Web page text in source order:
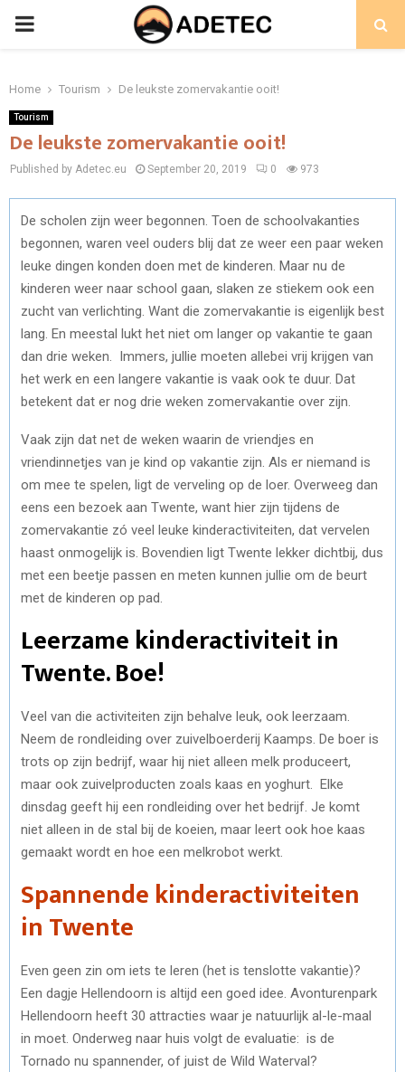
PRIMARY
Home Tourism De leukste zomervakantie ooit!
Tourism
De leukste zomervakantie ooit!
Published by Adetec.eu September 20, 2019 0 973
De scholen zijn weer begonnen. Toen de schoolvakanties
begonnen, waren veel ouders blij dat ze weer een paar weken
leuke dingen konden doen met de kinderen. Maar nu de
kinderen weer naar school gaan, slaken ze stiekem ook een
zucht van verlichting. Want die zomervakantie is eigenlijk best
lang. En meestal lukt het niet om langer op vakantie te gaan
dan drie weken. Immers, jullie moeten allebei vrij krijgen van
het werk en een langere vakantie is vaak ook te duur. Dat
betekent dat er nog drie weken zomervakantie over zijn.
Vaak zijn dat net de weken waarin de vriendjes en
vriendinnetjes van je kind op vakantie zijn. Als er niemand is
om mee te spelen, ligt de verveling op de loer. Overweeg dan
eens een bezoek aan Twente, want hier zijn tijdens de
zomervakantie zó veel leuke kinderactiviteiten, dat vervelen
haast onmogelijk is. Bovendien ligt Twente lekker dichtbij, dus
met een beetje passen en meten kunnen jullie om de beurt
met de kinderen op pad.
Leerzame kinderactiviteit in
Twente. Boe!
Veel van die activiteiten zijn behalve leuk, ook leerzaam.
Neem de rondleiding over zuivelboerderij Kaamps. De boer is
trots op zijn bedrijf, waar hij niet alleen melk produceert,
maar ook zuivelproducten zoals kaas en yoghurt. Elke
dinsdag geeft hij een rondleiding over het bedrijf. Je komt
niet alleen in de stal bij de koeien, maar leert ook hoe kaas
gemaakt wordt en hoe een melkrobot werkt.
Spannende kinderactiviteiten
in Twente
Even geen zin om iets te leren (het is tenslotte vakantie)?
Een dagje Hellendoorn is altijd een goed idee. Avonturenpark
Hellendoorn heeft 30 attracties waar je natuurlijk al-le-maal
in moet. Onderweg naar huis volgt de evaluatie: is de
Tornado nu spannender, of juist de Wild Waterval?